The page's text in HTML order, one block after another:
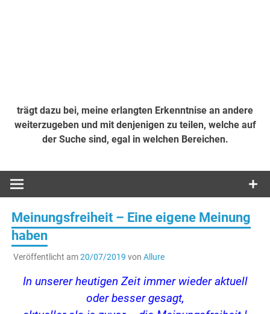
trägt dazu bei, meine erlangten Erkenntnise an andere
weiterzugeben und mit denjenigen zu teilen, welche auf
der Suche sind, egal in welchen Bereichen.
Meinungsfreiheit – Eine eigene Meinung
haben
Veröffentlicht am20/07/2019 von Allure
In unserer heutigen Zeit immer wieder aktuell
oder besser gesagt,